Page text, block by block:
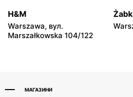
Augusta Emila Fieldorfa
Nila 28
вул.
H&M
H&M
Warszawa, вул.
Marszałkowska 104/122
МАГАЗИНИ